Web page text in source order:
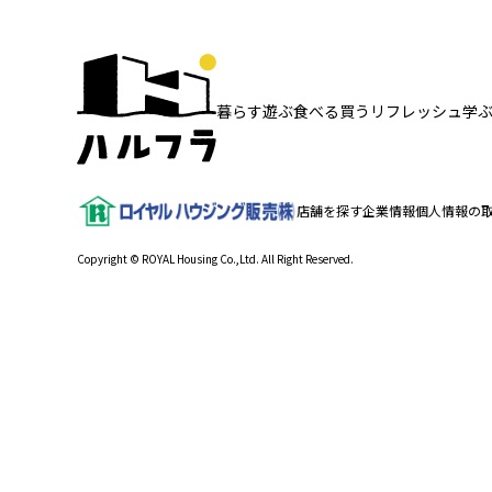
暮らす遊ぶ食べる 買う リフレッシュ学ぶ
店舗を探す企業情報個人情報の
Copyright © ROYAL Housing Co.,Ltd. All Right Reserved.